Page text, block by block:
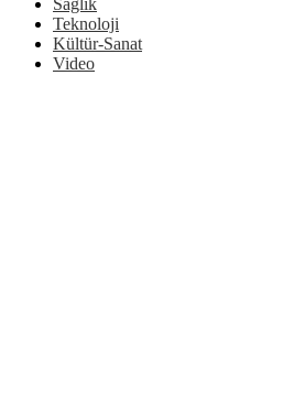
Sağlık
Teknoloji
Kültür-Sanat
Video